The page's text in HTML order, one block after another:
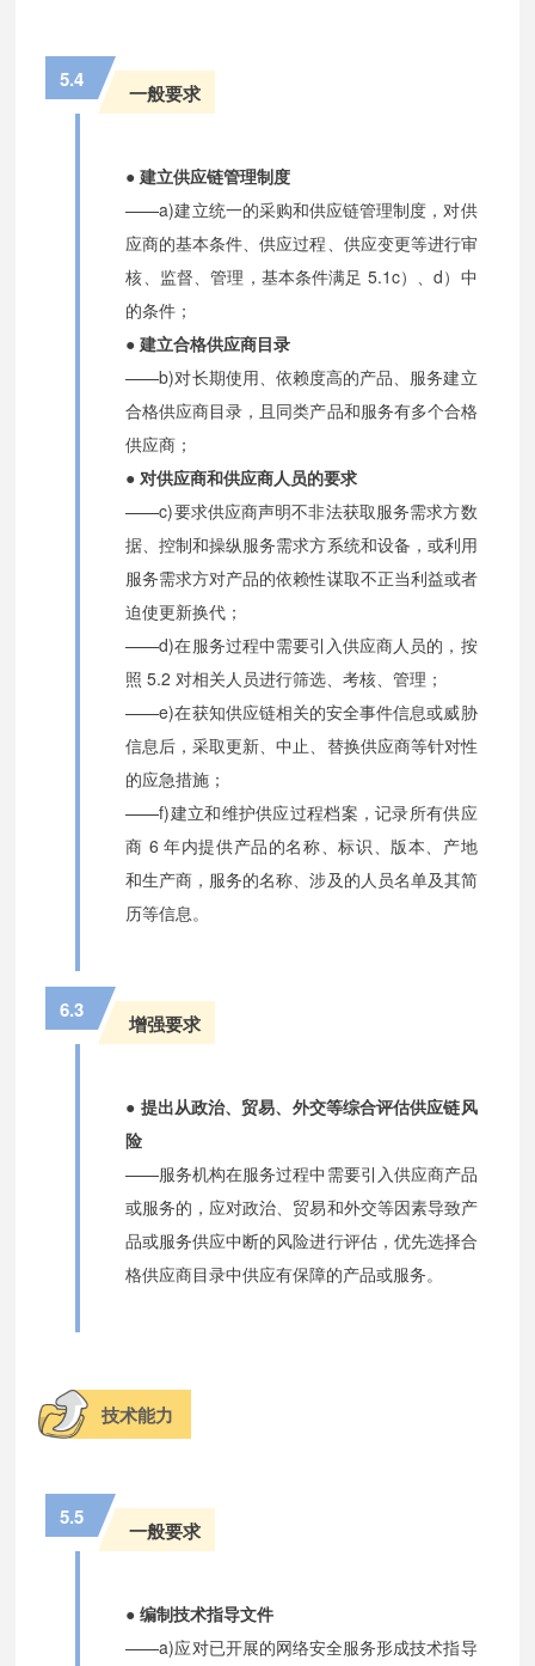
5.4
一般要求
● 建立供应链管理制度
——a)建立统一的采购和供应链管理制度，对供
应商的基本条件、供应过程、供应变更等进行审
核、监督、管理，基本条件满足 5.1c）、d）中
的条件；
● 建立合格供应商目录
——b)对长期使用、依赖度高的产品、服务建立
合格供应商目录，且同类产品和服务有多个合格
供应商；
● 对供应商和供应商人员的要求
——c)要求供应商声明不非法获取服务需求方数
据、控制和操纵服务需求方系统和设备，或利用
服务需求方对产品的依赖性谋取不正当利益或者
迫使更新换代；
——d)在服务过程中需要引入供应商人员的，按
照 5.2 对相关人员进行筛选、考核、管理；
——e)在获知供应链相关的安全事件信息或威胁
信息后，采取更新、中止、替换供应商等针对性
的应急措施；
——f)建立和维护供应过程档案，记录所有供应
商 6 年内提供产品的名称、标识、版本、产地
和生产商，服务的名称、涉及的人员名单及其简
历等信息。
6.3
增强要求
● 提出从政治、贸易、外交等综合评估供应链风
险
——服务机构在服务过程中需要引入供应商产品
或服务的，应对政治、贸易和外交等因素导致产
品或服务供应中断的风险进行评估，优先选择合
格供应商目录中供应有保障的产品或服务。
技术能力
5.5
一般要求
● 编制技术指导文件
——a)应对已开展的网络安全服务形成技术指导